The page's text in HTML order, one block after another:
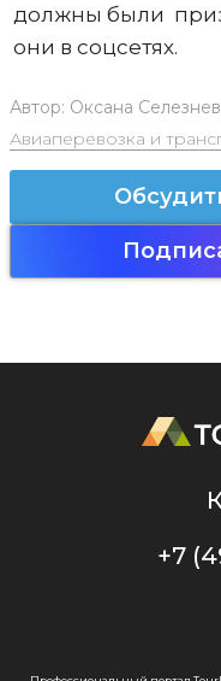
должны были
они в соцсетях.
Автор: Оксана
Авиаперевозка и
+7